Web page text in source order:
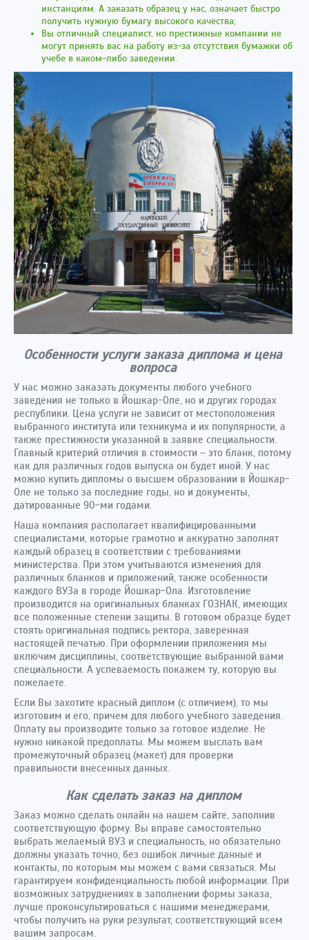
инстанциям. А заказать образец у нас, означает быстро
получить нужную бумагу высокого качества;
Вы отличный специалист, но престижные компании не
могут принять вас на работу из-за отсутствия бумажки об
учебе в каком-либо заведении.
Особенности услуги заказа диплома и цена
вопроса
У нас можно заказать документы любого учебного
заведения не только в Йошкар-Оле, но и других городах
республики. Цена услуги не зависит от местоположения
выбранного института или техникума и их популярности, а
также престижности указанной в заявке специальности.
Главный критерий отличия в стоимости – это бланк, потому
как для различных годов выпуска он будет иной. У нас
можно купить дипломы о высшем образовании в Йошкар-
Оле не только за последние годы, но и документы,
датированные 90-ми годами.
Наша компания располагает квалифицированными
специалистами, которые грамотно и аккуратно заполнят
каждый образец в соответствии с требованиями
министерства. При этом учитываются изменения для
различных бланков и приложений, также особенности
каждого ВУЗа в городе Йошкар-Ола. Изготовление
производится на оригинальных бланках ГОЗНАК, имеющих
все положенные степени защиты. В готовом образце будет
стоять оригинальная подпись ректора, заверенная
настоящей печатью. При оформлении приложения мы
включим дисциплины, соответствующие выбранной вами
специальности. А успеваемость покажем ту, которую вы
пожелаете.
Если Вы захотите красный диплом (с отличием), то мы
изготовим и его, причем для любого учебного заведения.
Оплату вы производите только за готовое изделие. Не
нужно никакой предоплаты. Мы можем выслать вам
промежуточный образец (макет) для проверки
правильности внесенных данных.
Как сделать заказ на диплом
Заказ можно сделать онлайн на нашем сайте, заполнив
соответствующую форму. Вы вправе самостоятельно
выбрать желаемый ВУЗ и специальность, но обязательно
должны указать точно, без ошибок личные данные и
контакты, по которым мы можем с вами связаться. Мы
гарантируем конфиденциальность любой информации. При
возможных затруднениях в заполнении формы заказа,
лучше проконсультироваться с нашими менеджерами,
чтобы получить на руки результат, соответствующий всем
вашим запросам.